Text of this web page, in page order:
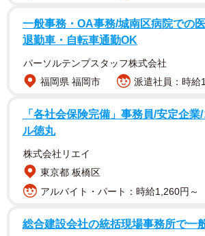
コンサル業界における平均年収ランキングTOP5
【1位：ドリームインキュベータ（1776
国内外のベンチャー企業への投資やイ
ス、事業創造支援、戦略コンサルティ
一般事務・OA事務/城南区病院での
退勤車・自転車通勤OK
パーソルテンプスタッフ株式会社
福岡県 福岡市
派遣社員：時給
「各社会保険完備」事務員/安定企業
ル徳丸
株式会社リエイ
東京都 板橋区
アルバイト・パート：時給1,260円～
総合建設会社の統括現場事務所で一